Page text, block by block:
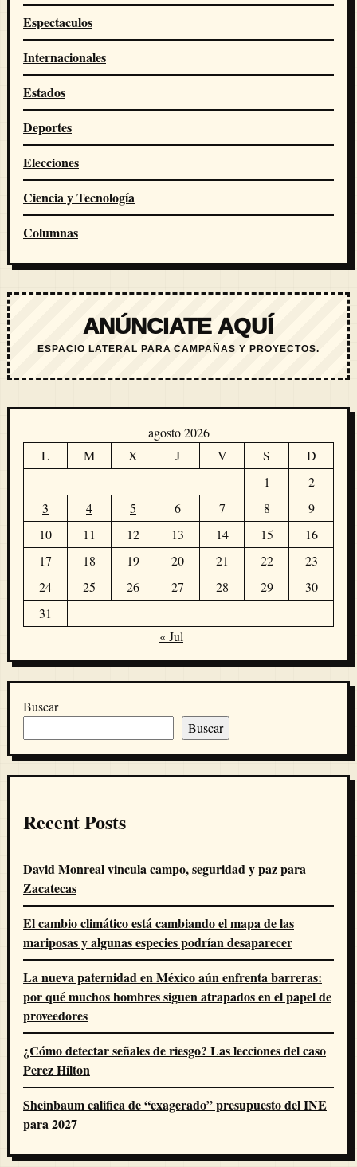
Espectaculos
Internacionales
Estados
Deportes
Elecciones
Ciencia y Tecnología
Columnas
ANÚNCIATE AQUÍ
ESPACIO LATERAL PARA CAMPAÑAS Y PROYECTOS.
agosto 2026
L
M X J V S
D
1
2
3
4 5 6 7 8
9
10
11 12 13 14 15
16
17
18 19 20 21 22
23
24
25 26 27 28 29
30
31
« Jul
Buscar
Buscar
Recent Posts
David Monreal vincula campo, seguridad y paz para
Zacatecas
El cambio climático está cambiando el mapa de las
mariposas y algunas especies podrían desaparecer
La nueva paternidad en México aún enfrenta barreras:
por qué muchos hombres siguen atrapados en el papel de
proveedores
¿Cómo detectar señales de riesgo? Las lecciones del caso
Perez Hilton
Sheinbaum califica de “exagerado” presupuesto del INE
para 2027